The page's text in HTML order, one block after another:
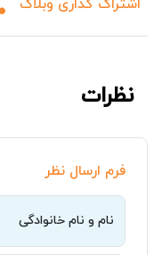
نظرات
فرم ارسال نظر
نام و نام خانوادگی